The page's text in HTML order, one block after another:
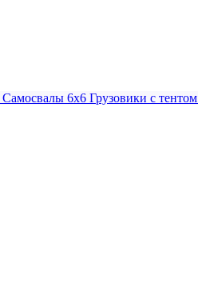
Самосвалы 6х6 Грузовики с тентом